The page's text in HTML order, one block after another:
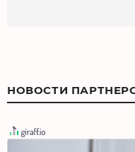
НОВОСТИ